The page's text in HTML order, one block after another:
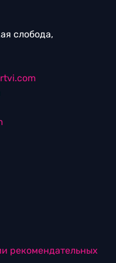
слобода,
рекомендательных